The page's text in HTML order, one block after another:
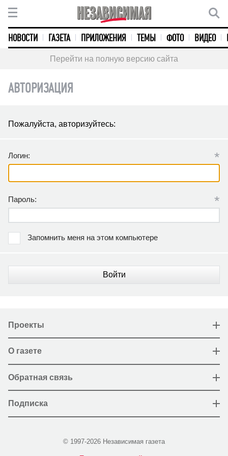
НОВОСТИ ГАЗЕТА ПРИЛОЖЕНИЯ ТЕМЫ ФОТО ВИДЕО
Перейти на полную версию сайта
АВТОРИЗАЦИЯ
Пожалуйста, авторизуйтесь:
Логин: *
Пароль: *
Запомнить меня на этом компьютере
Войти
Проекты
О газете
Обратная связь
Подписка
© 1997-2026 Независимая газета